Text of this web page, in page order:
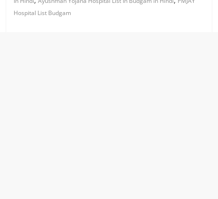
Hospital List Budgam